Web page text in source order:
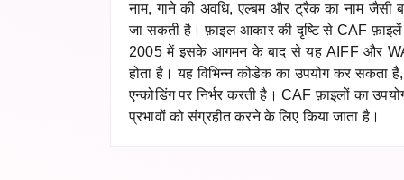
नाम, गाने की अवधि, एल्बम और ट्रैक का नाम जैसी
जा सकती है। फ़ाइल आकार की दृष्टि से CAF
2005 में इसके आगमन के बाद से यह AIFF और
होता है। यह विभिन्न कोडेक का उपयोग कर सकता
एन्कोडिंग पर निर्भर करती है। CAF फ़ाइलों का
प्रभावों को संग्रहीत करने के लिए किया जाता है।